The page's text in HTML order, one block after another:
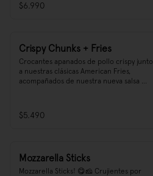
$6.990
Crispy Chunks + Fries
Crocantes apanados de pollo crispy junto
a nuestras clásicas American Fries,
acompañados de nuestra nueva salsa
$5.490
Mozzarella Sticks
Mozzarella Sticks! 😋🧀 Crujientes por